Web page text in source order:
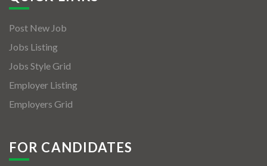
Post New Job
Jobs Listing
Jobs Style Grid
Employer Listing
Employers Grid
FOR CANDIDATES